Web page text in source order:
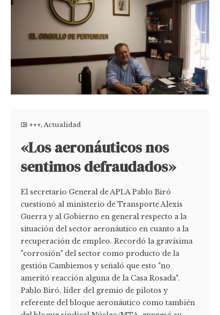
+++,Actualidad
«Los aeronáuticos nos
sentimos defraudados»
El secretario General de APLA Pablo Biró
cuestionó al ministerio de Transporte Alexis
Guerra y al Gobierno en general respecto a la
situación del sector aeronáutico en cuanto a la
recuperación de empleo. Recordó la gravísima
"corrosión" del sector como producto de la
gestión Cambiemos y señaló que esto "no
ameritó reacción alguna de la Casa Rosada".
Pablo Biró, líder del gremio de pilotos y
referente del bloque aeronáutico como también